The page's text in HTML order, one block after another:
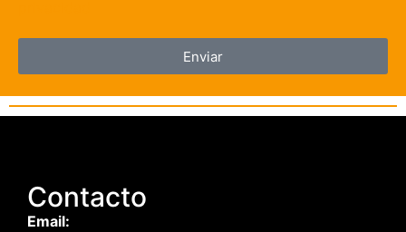
Enviar
Contacto
Email: